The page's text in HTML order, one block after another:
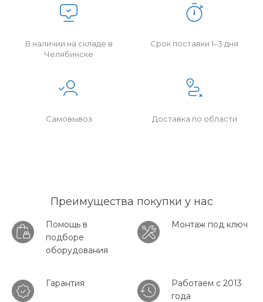
В наличии на складе в
Челябинске
Срок поставки 1–3 дня
Самовывоз Доставка по области
Преимущества покупки у нас
Помощь в
подборе
оборудования
Монтаж под ключ
Гарантия
Работаем с 2013
года